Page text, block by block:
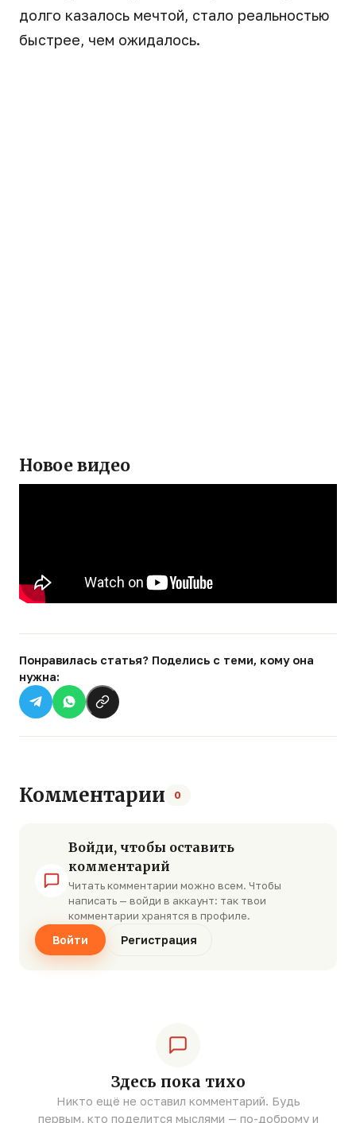
долго казалось мечтой, стало реальностью
быстрее, чем ожидалось.
Новое видео
Понравилась статья? Поделись с теми, кому она
нужна:
Комментарии 0
Войди, чтобы оставить
комментарий
Читать комментарии можно всем. Чтобы
написать — войди в аккаунт: так твои
комментарии хранятся в профиле.
Войти Регистрация
Здесь пока тихо
Никто ещё не оставил комментарий. Будь
первым, кто поделится мыслями — по-доброму и